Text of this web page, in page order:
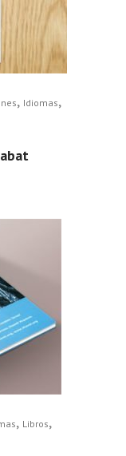
, Idiomas,
, Libros,